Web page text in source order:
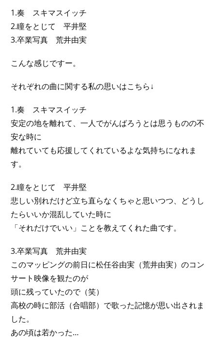
1.奏 スキマスイッチ
2.瞳をとじて 平井堅
3.卒業写真 荒井由実
こんな感じですー。
それぞれの曲に関する私の思いはこちら↓
1.奏 スキマスイッチ
安定の地を離れて、一人でがんばろうとは思うものの不
安な時に
離れていても応援してくれているよな気持ちになれま
す。
2.瞳をとじて 平井堅
悲しい別れだけど立ち直らなくちゃと思いつつ、どうし
たらいいか混乱していた時に
「それだけでいい」ことを教えてくれた曲です。
3.卒業写真 荒井由実
このマッピングの前日に松任谷由実（荒井由実）のコン
サート映像を観たのが
頭に残っていたので（笑）
高校の時に部活（合唱部）で歌った記憶が思い出されま
した。
あの頃は若かった…